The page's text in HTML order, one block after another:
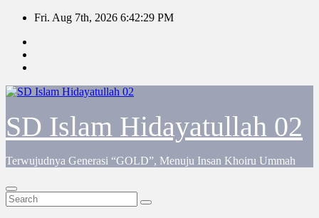
Skip
content
Fri. Aug 7th, 2026 6:42:29 PM
SD Islam Hidayatullah 02
Terwujudnya Generasi “GOLD”, Menuju Insan Khoiru Ummah